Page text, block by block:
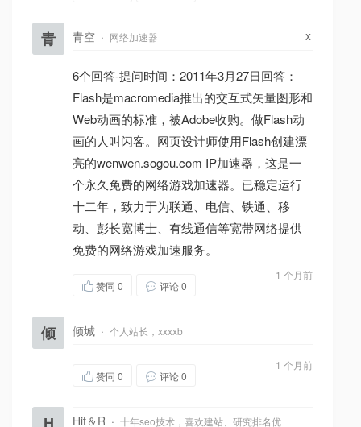
青 青空 · 网络加速器 x
6个回答-提问时间：2011年3月27日回答：
Flash是macromedia推出的交互式矢量图形和
Web动画的标准，被Adobe收购。做Flash动
画的人叫闪客。网页设计师使用Flash创建漂
亮的wenwen.sogou.com IP加速器，这是一
个永久免费的网络游戏加速器。已稳定运行
十二年，致力于为联通、电信、铁通、移
动、彭长宽博士、有线通信等宽带网络提供
免费的网络游戏加速服务。
1 个月前
赞同 0 评论 0
倾 倾城 · 个人站长，xxxxb
1 个月前
赞同 0 评论 0
Hit＆R · 十年seo技术，喜欢建站、研究排名优